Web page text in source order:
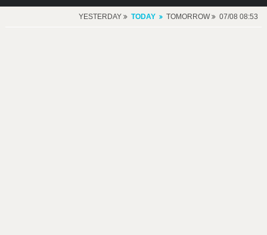
YESTERDAY TODAY TOMORROW 07/08 08:53